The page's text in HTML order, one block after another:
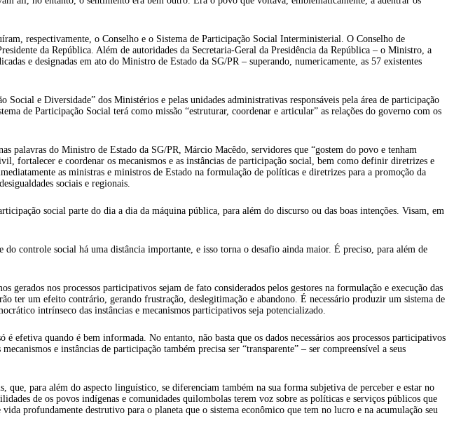
respectivamente, o Conselho e o Sistema de Participação Social Interministerial. O Conselho de
da República. Além de autoridades da Secretaria-Geral da Presidência da República – o Ministro, a
e designadas em ato do Ministro de Estado da SG/PR – superando, numericamente, as 57 existentes
e Diversidade” dos Ministérios e pelas unidades administrativas responsáveis pela área de participação
de Participação Social terá como missão “estruturar, coordenar e articular” as relações do governo com os
palavras do Ministro de Estado da SG/PR, Márcio Macêdo, servidores que “gostem do povo e tenham
fortalecer e coordenar os mecanismos e as instâncias de participação social, bem como definir diretrizes e
as ministras e ministros de Estado na formulação de políticas e diretrizes para a promoção da
sociais e regionais.
social parte do dia a dia da máquina pública, para além do discurso ou das boas intenções. Visam, em
controle social há uma distância importante, e isso torna o desafio ainda maior. É preciso, para além de
nos processos participativos sejam de fato considerados pelos gestores na formulação e execução das
ter um efeito contrário, gerando frustração, deslegitimação e abandono. É necessário produzir um sistema de
intrínseco das instâncias e mecanismos participativos seja potencializado.
quando é bem informada. No entanto, não basta que os dados necessários aos processos participativos
e instâncias de participação também precisa ser “transparente” – ser compreensível a seus
que, para além do aspecto linguístico, se diferenciam também na sua forma subjetiva de perceber e estar no
de os povos indígenas e comunidades quilombolas terem voz sobre as políticas e serviços públicos que
profundamente destrutivo para o planeta que o sistema econômico que tem no lucro e na acumulação seu